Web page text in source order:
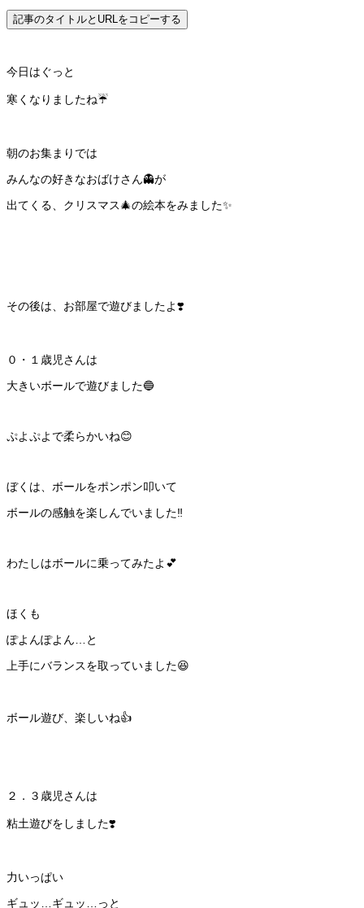
記事のタイトルとURLをコピーする
今日はぐっと
寒くなりましたね☔️
朝のお集まりでは
みんなの好きなおばけさん👻が
出てくる、クリスマス🎄の絵本をみました✨
その後は、お部屋で遊びましたよ❣️
０・１歳児さんは
大きいボールで遊びました🔵
ぷよぷよで柔らかいね😊
ぼくは、ボールをポンポン叩いて
ボールの感触を楽しんでいました‼️
わたしはボールに乗ってみたよ💕
ほくも
ぽよんぽよん…と
上手にバランスを取っていました😆
ボール遊び、楽しいね👍
２．３歳児さんは
粘土遊びをしました❣️
力いっぱい
ギュッ…ギュッ…っと